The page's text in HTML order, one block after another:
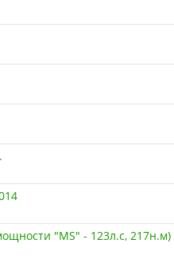
"MS" - 123л.с, 217н.м)